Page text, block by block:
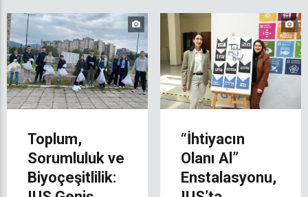
Toplum,
Sorumluluk ve
Biyoçeşitlilik:
“İhtiyacın
Olanı Al”
Enstalasyonu,